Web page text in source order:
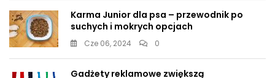
Karma Junior dla psa – przewodnik po
suchych i mokrych opcjach
Cze 06, 2024 0
Gadżety reklamowe zwiększą